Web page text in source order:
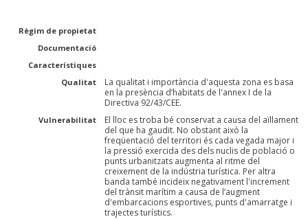
Règim de propietat
Documentació
Característiques
Qualitat
La qualitat i importància d'aquesta zona es basa
en la presència d’habitats de l'annex I de la
Directiva 92/43/CEE.
Vulnerabilitat
El lloc es troba bé conservat a causa del aïllament
del que ha gaudit. No obstant això la
freqüentació del territori és cada vegada major i
la pressió exercida des dels nuclis de població o
punts urbanitzats augmenta al ritme del
creixement de la indústria turística. Per altra
banda també incideix negativament l'increment
del trànsit marítim a causa de l’augment
d'embarcacions esportives, punts d'amarratge i
trajectes turístics.